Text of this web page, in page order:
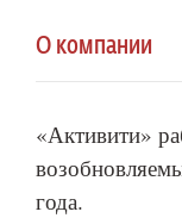
О компании
«Активити»
года.